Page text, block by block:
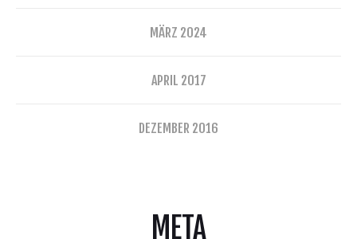
MÄRZ 2024
APRIL 2017
DEZEMBER 2016
META